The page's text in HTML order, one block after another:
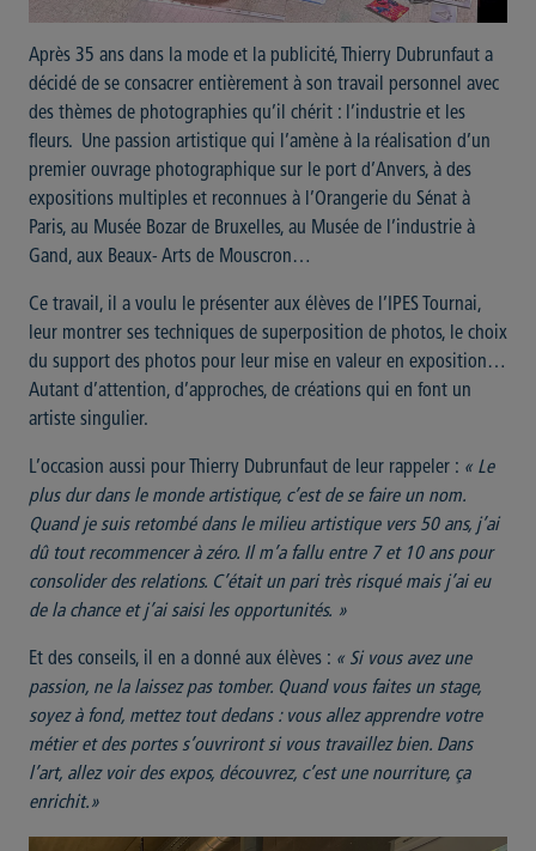
Après 35 ans dans la mode et la publicité, Thierry Dubrunfaut a
décidé de se consacrer entièrement à son travail personnel avec
des thèmes de photographies qu’il chérit : l’industrie et les
fleurs. Une passion artistique qui l’amène à la réalisation d’un
premier ouvrage photographique sur le port d’Anvers, à des
expositions multiples et reconnues à l’Orangerie du Sénat à
Paris, au Musée Bozar de Bruxelles, au Musée de l’industrie à
Gand, aux Beaux- Arts de Mouscron…
Ce travail, il a voulu le présenter aux élèves de l’IPES Tournai,
leur montrer ses techniques de superposition de photos, le choix
du support des photos pour leur mise en valeur en exposition…
Autant d’attention, d’approches, de créations qui en font un
artiste singulier.
L’occasion aussi pour Thierry Dubrunfaut de leur rappeler : « Le
plus dur dans le monde artistique, c’est de se faire un nom.
Quand je suis retombé dans le milieu artistique vers 50 ans, j’ai
dû tout recommencer à zéro. Il m’a fallu entre 7 et 10 ans pour
consolider des relations. C’était un pari très risqué mais j’ai eu
de la chance et j’ai saisi les opportunités. »
Et des conseils, il en a donné aux élèves : « Si vous avez une
passion, ne la laissez pas tomber. Quand vous faites un stage,
soyez à fond, mettez tout dedans : vous allez apprendre votre
métier et des portes s’ouvriront si vous travaillez bien. Dans
l’art, allez voir des expos, découvrez, c’est une nourriture, ça
enrichit.»